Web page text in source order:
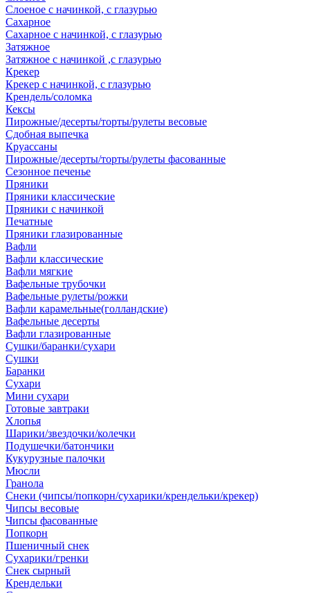
Слоеное с начинкой, с глазурью
Сахарное
Сахарное с начинкой, с глазурью
Затяжное
Затяжное с начинкой ,с глазурью
Крекер
Крекер с начинкой, с глазурью
Крендель/соломка
Кексы
Пирожные/десерты/торты/рулеты весовые
Сдобная выпечка
Круассаны
Пирожные/десерты/торты/рулеты фасованные
Сезонное печенье
Пряники
Пряники классические
Пряники с начинкой
Печатные
Пряники глазированные
Вафли
Вафли классические
Вафли мягкие
Вафельные трубочки
Вафельные рулеты/рожки
Вафли карамельные(голландские)
Вафельные десерты
Вафли глазированные
Сушки/баранки/сухари
Сушки
Баранки
Сухари
Мини сухари
Готовые завтраки
Хлопья
Шарики/звездочки/колечки
Подушечки/батончики
Кукурузные палочки
Мюсли
Гранола
Снеки (чипсы/попкорн/сухарики/крендельки/крекер)
Чипсы весовые
Чипсы фасованные
Попкорн
Пшеничный снек
Сухарики/гренки
Снек сырный
Крендельки